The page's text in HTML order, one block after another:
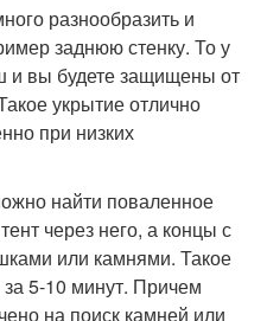
разнообразить и
заднюю стенку. То у
и вы будете защищены от
укрытие отлично
при низких
найти поваленное
через него, а концы с
или камнями. Такое
за 5-10 минут. Причем
на поиск камней или